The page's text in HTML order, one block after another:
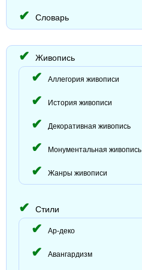
Словарь
Живопись
Аллегория живописи
История живописи
Декоративная живопись
Монументальная живопись
Жанры живописи
Стили
Ар-деко
Авангардизм